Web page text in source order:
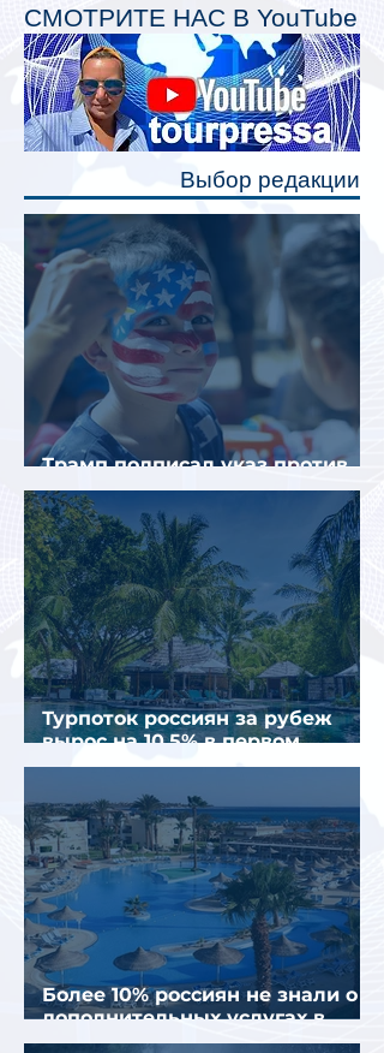
планируется начать в 2027 году.
Одним из главных нововведений
станут индивидуальные шторки у
каждого спального места. Они
позволят пассажирам закрыть свою
полку во время сна или отдыха,
СМОТРИТЕ НАС В YouTube
Выбор редакции
Трамп подписал указ против
«родильного туризма» в США
Турпоток россиян за рубеж
вырос на 10,5% в первом
полугодии 2026 года
Более 10% россиян не знали о
дополнительных услугах в
отелях